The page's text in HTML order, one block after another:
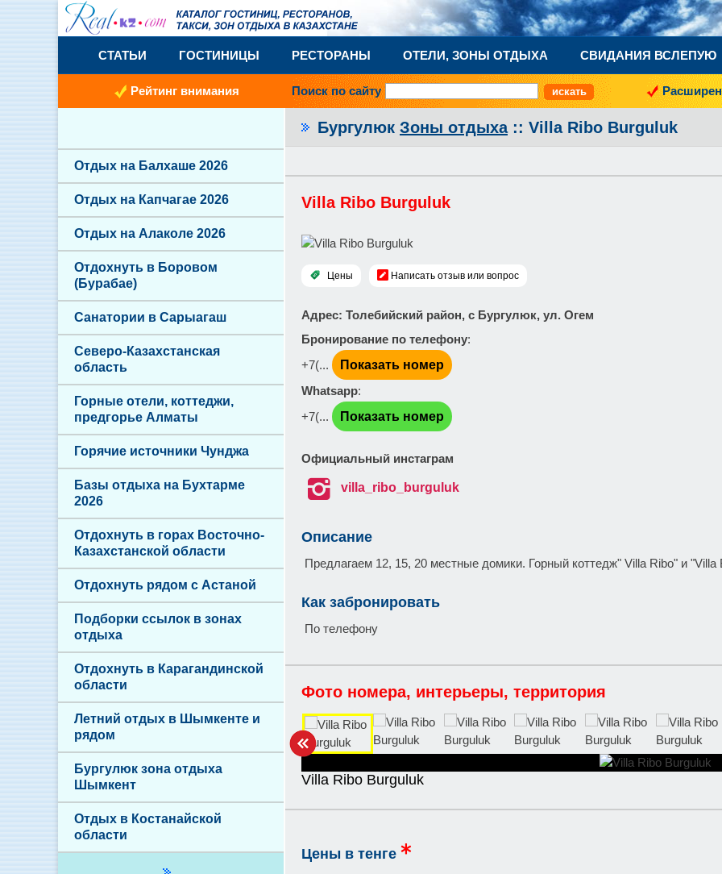
СТАТЬИ ГОСТИНИЦЫ РЕСТОРАНЫ ОТЕЛИ, ЗОНЫ ОТДЫХА СВИДАНИЯ ВСЛЕПУЮ
Рейтинг внимания Поиск по сайту
Бургулюк Зоны отдыха:: Villa Ribo Burguluk
Villa Ribo Burguluk
Цены Написать отзыв или вопрос
Адрес: Толебийский район, с Бургулюк, ул. Огем
Бронирование по телефону:
+7(...
Показать номер
Whatsapp:
+7(...
Показать номер
Официальный инстаграм
 villa_ribo_burguluk
Описание
Предлагаем 12, 15, 20 местные домики. Горный коттедж" Villa Ribo" и "Villa
Как забронировать
По телефону
Фото номера, интерьеры, территория
Villa Ribo Burguluk
Цены в тенге
Отдых на Балхаше 2026
Отдых на Капчагае 2026
Отдых на Алаколе 2026
Отдохнуть в Боровом
(Бурабае)
Санатории в Сарыагаш
Северо-Казахстанская
область
Горные отели, коттеджи,
предгорье Алматы
Горячие источники Чунджа
Базы отдыха на Бухтарме
2026
Отдохнуть в горах Восточно-
Казахстанской области
Отдохнуть рядом с Астаной
Подборки ссылок в зонах
отдыха
Отдохнуть в Карагандинской
области
Летний отдых в Шымкенте и
рядом
Бургулюк зона отдыха
Шымкент
Отдых в Костанайской
области